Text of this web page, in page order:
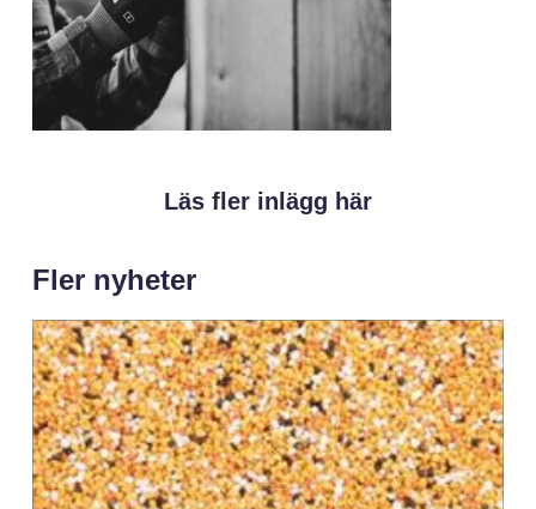
Läs fler inlägg här
Fler nyheter